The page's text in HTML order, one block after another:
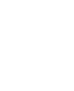
✅ С креветкой и
✅ С креветкой и
✅ С креветкой и
ресторана